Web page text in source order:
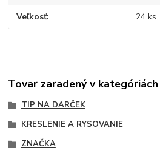
Veľkosť 24 ks
Tovar zaradený v kategóriách
TIP NA DARČEK
KRESLENIE A RYSOVANIE
ZNAČKA